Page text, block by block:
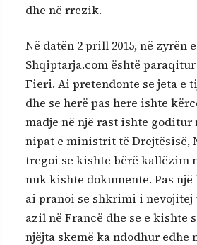
dhe në rrezik.
Në datën 2 prill 2015, në zyrën
Shqiptarja.com është
Fieri. Ai pretendonte se jeta e
dhe se herë pas here ishte
madje në një rast ishte goditur
nipat e ministrit të Drejtësisë,
tregoi se kishte bërë kallëzim
nuk kishte dokumente. Pas
ai pranoi se shkrimi i nevojitej
azil në Francë dhe se e kishte
njëjta skemë ka ndodhur edhe